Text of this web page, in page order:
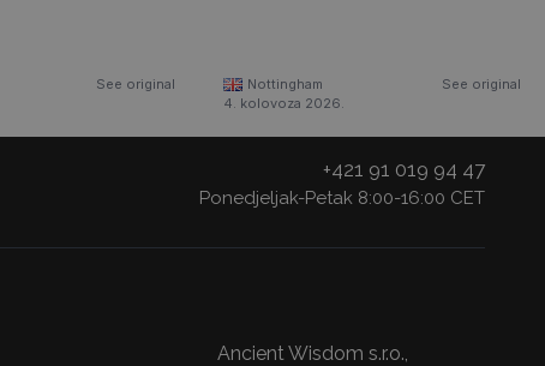
See original
Nottingham
See original
4. kolovoza 2026.
+421 91 019 94 47
Ponedjeljak-Petak 8:00-16:00 CET
Ancient Wisdom s.r.o.,